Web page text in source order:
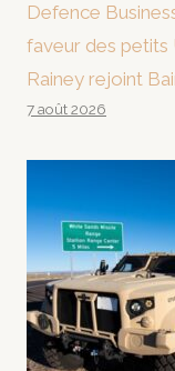
Defence
faveur des petits
Rainey rejoint
7 août 2026